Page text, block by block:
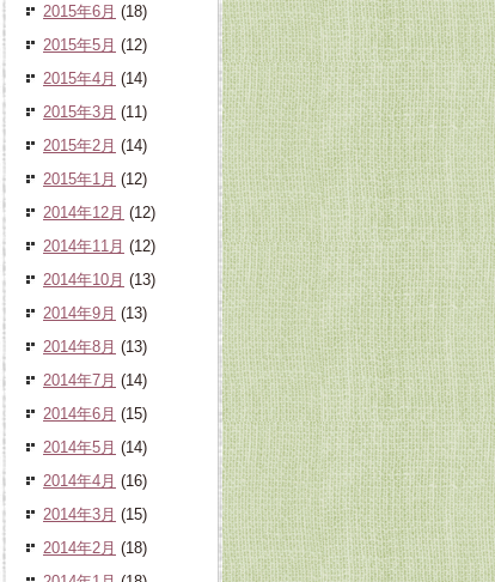
2015年6月 (18)
2015年5月 (12)
2015年4月 (14)
2015年3月 (11)
2015年2月 (14)
2015年1月 (12)
2014年12月 (12)
2014年11月 (12)
2014年10月 (13)
2014年9月 (13)
2014年8月 (13)
2014年7月 (14)
2014年6月 (15)
2014年5月 (14)
2014年4月 (16)
2014年3月 (15)
2014年2月 (18)